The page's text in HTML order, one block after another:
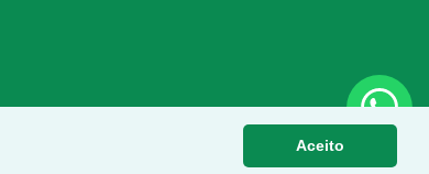
Aceito